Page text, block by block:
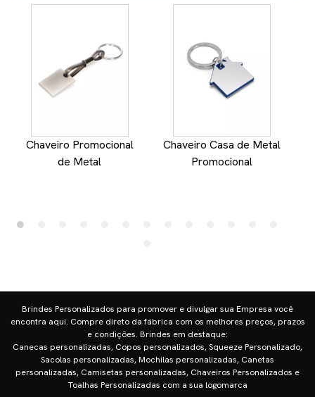
Chaveiro Promocional
de Metal
Chaveiro Casa de Metal
Promocional
Brindes Personalizados para promover e divulgar sua Empresa você
encontra aqui. Compre direto da fábrica com os melhores preços, prazos
e condições. Brindes em destaque:
Canecas personalizadas, Copos personalizados, Squeeze Personalizado,
Sacolas personalizadas, Mochilas personalizadas, Canetas
personalizadas, Camisetas personalizadas, Chaveiros Personalizados e
Toalhas Personalizadas com a sua logomarca